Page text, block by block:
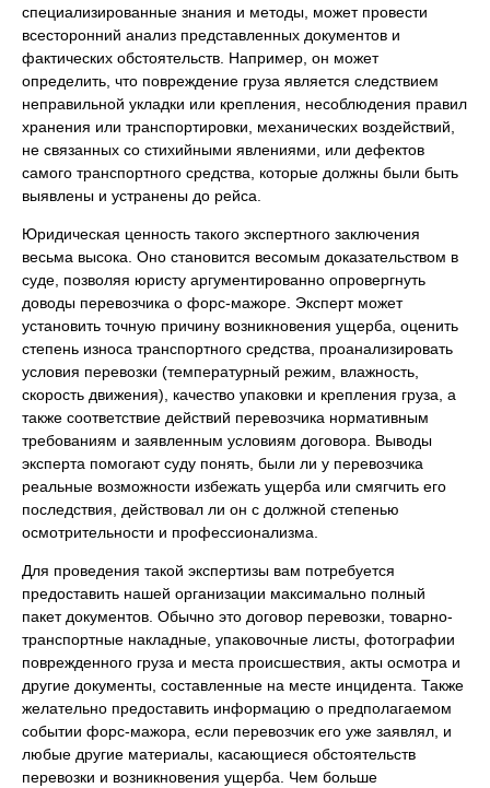
специализированные знания и методы, может провести
всесторонний анализ представленных документов и
фактических обстоятельств. Например, он может
определить, что повреждение груза является следствием
неправильной укладки или крепления, несоблюдения правил
хранения или транспортировки, механических воздействий,
не связанных со стихийными явлениями, или дефектов
самого транспортного средства, которые должны были быть
выявлены и устранены до рейса.
Юридическая ценность такого экспертного заключения
весьма высока. Оно становится весомым доказательством в
суде, позволяя юристу аргументированно опровергнуть
доводы перевозчика о форс-мажоре. Эксперт может
установить точную причину возникновения ущерба, оценить
степень износа транспортного средства, проанализировать
условия перевозки (температурный режим, влажность,
скорость движения), качество упаковки и крепления груза, а
также соответствие действий перевозчика нормативным
требованиям и заявленным условиям договора. Выводы
эксперта помогают суду понять, были ли у перевозчика
реальные возможности избежать ущерба или смягчить его
последствия, действовал ли он с должной степенью
осмотрительности и профессионализма.
Для проведения такой экспертизы вам потребуется
предоставить нашей организации максимально полный
пакет документов. Обычно это договор перевозки, товарно-
транспортные накладные, упаковочные листы, фотографии
поврежденного груза и места происшествия, акты осмотра и
другие документы, составленные на месте инцидента. Также
желательно предоставить информацию о предполагаемом
событии форс-мажора, если перевозчик его уже заявлял, и
любые другие материалы, касающиеся обстоятельств
перевозки и возникновения ущерба. Чем больше